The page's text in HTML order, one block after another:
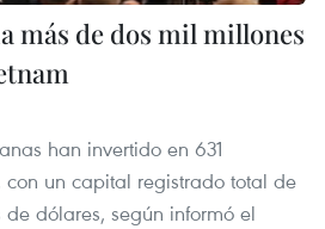
más de dos mil millones
han invertido en 631
con un capital registrado total de
dólares, según informó el